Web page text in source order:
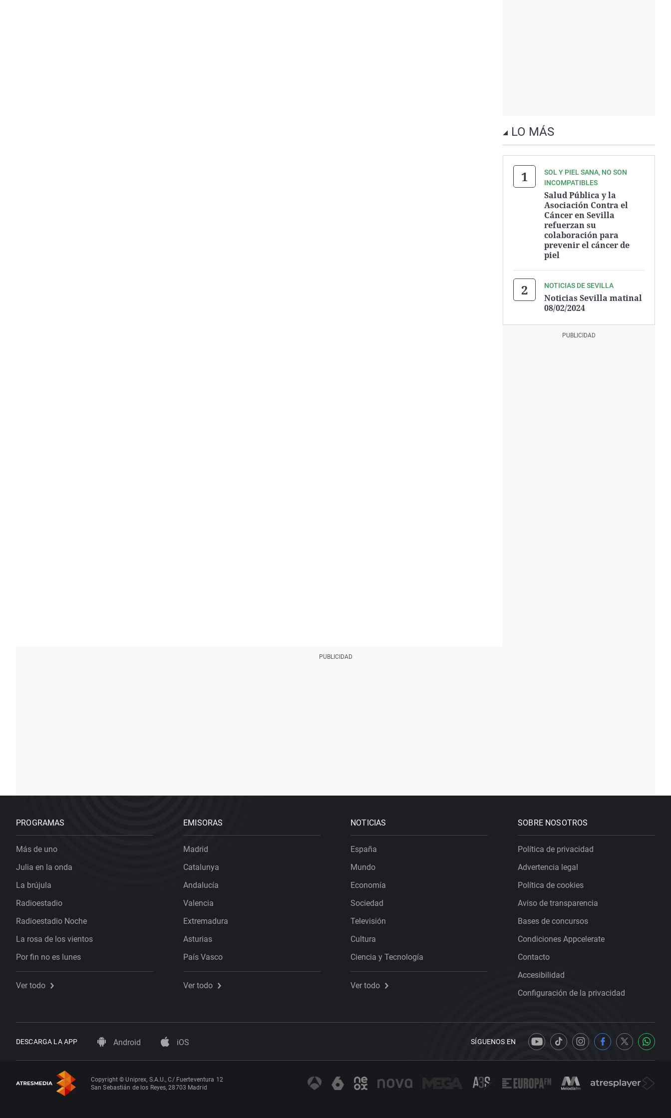
LO MÁS
SOL Y PIEL SANA, NO SON
INCOMPATIBLES
Salud Pública y la
Asociación Contra el
Cáncer en Sevilla
refuerzan su
colaboración para
prevenir el cáncer de
piel
NOTICIAS DE SEVILLA
Noticias Sevilla matinal
08/02/2024
PROGRAMAS
Más de uno
Julia en la onda
La brújula
Radioestadio
Radioestadio Noche
La rosa de los vientos
Por fin no es lunes
Ver todo
EMISORAS
Madrid
Catalunya
Andalucía
Valencia
Extremadura
Asturias
País Vasco
Ver todo
NOTICIAS
España
Mundo
Economía
Sociedad
Televisión
Cultura
Ciencia y Tecnología
Ver todo
SOBRE NOSOTROS
Política de privacidad
Advertencia legal
Política de cookies
Aviso de transparencia
Bases de concursos
Condiciones Appcelerate
Contacto
Accesibilidad
Configuración de la privacidad
DESCARGA LA APP Android iOS SÍGUENOS EN
Copyright © Uniprex, S.A.U., C/ Fuerteventura 12
San Sebastián de los Reyes, 28703 Madrid